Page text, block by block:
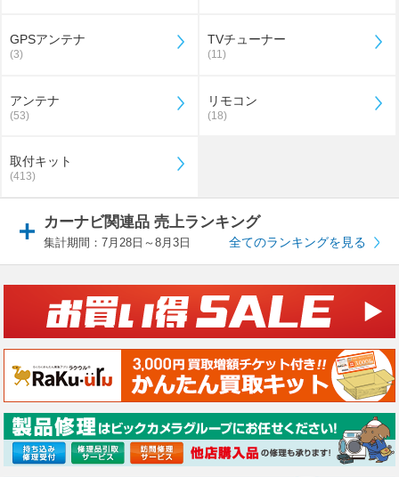
GPSアンテナ
(3)
TVチューナー
(11)
アンテナ
(53)
リモコン
(18)
取付キット
(413)
カーナビ関連品 売上ランキング
集計期間：7月28日～8月3日 全てのランキングを見る